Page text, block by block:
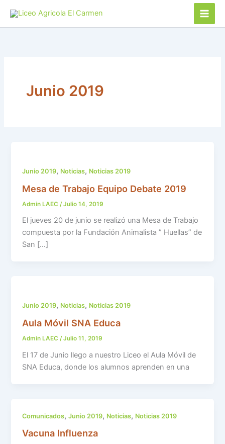
contenido
Junio 2019
Junio 2019, Noticias, Noticias 2019
Mesa de Trabajo Equipo Debate 2019
Admin LAEC /Julio 14, 2019
El jueves 20 de junio se realizó una Mesa de Trabajo
compuesta por la Fundación Animalista ” Huellas” de
San […]
Junio 2019, Noticias, Noticias 2019
Aula Móvil SNA Educa
Admin LAEC/Julio 11, 2019
El 17 de Junio llego a nuestro Liceo el Aula Móvil de
SNA Educa, donde los alumnos aprenden en una
Comunicados,Junio 2019, Noticias, Noticias 2019
Vacuna Influenza